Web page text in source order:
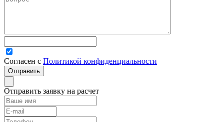
Согласен с Политикой конфиденциальности
Отправить заявку на расчет